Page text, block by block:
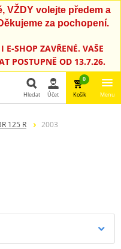
VŽDY volejte předem a
za pochopení.
E-SHOP ZAVŘENÉ. VAŠE
POSTUPNĚ OD 13.7.26.
Hledat Účet
0
Košík Menu
125 R 2003